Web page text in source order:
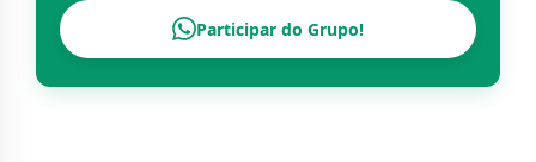
Participar do Grupo!